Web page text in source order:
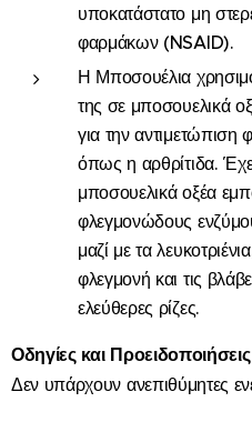
υποκατάστατο μη
φαρμάκων (NSAID).
Η Μποσουέλια
της σε μποσουελικά
για την
όπως η αρθρίτιδα.
μποσουελικά οξέα
φλεγμονώδους
μαζί με τα
φλεγμονή και τις
ελεύθερες ρίζες.
Οδηγίες και Προειδοποιήσεις
Δεν υπάρχουν ανεπιθύμητες